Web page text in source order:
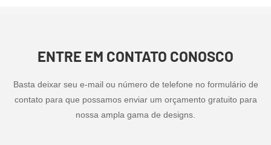
ENTRE EM CONTATO CONOSCO
Basta deixar seu e-mail ou número de telefone no formulário de
contato para que possamos enviar um orçamento gratuito para
nossa ampla gama de designs.